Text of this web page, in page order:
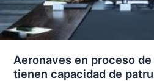
Aeronaves en proceso
tienen capacidad de